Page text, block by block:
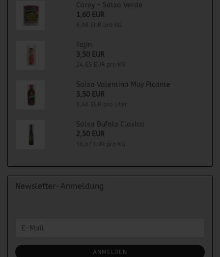
Carey - Salsa Verde
1,60 EUR
8,08 EUR pro KG
Tajin
3,50 EUR
24,65 EUR pro KG
Salsa Valentina Muy Picante
3,50 EUR
9,46 EUR pro Liter
Salsa Bufalo Clasica
2,50 EUR
16,67 EUR pro KG
Newsletter-Anmeldung
ZUR
ANMELDUNG
E-
ANMELDEN